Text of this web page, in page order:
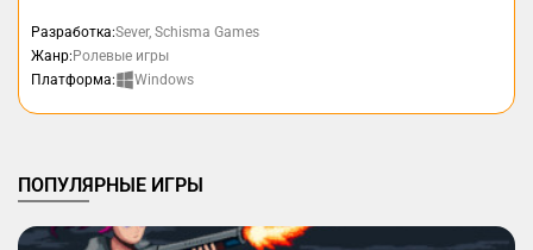
ведет к необратимым последствиям. Станешь ли ты
инквизитором, судьей или бунтарем? Выбор за тобой!
Разработка:Sever, Schisma Games
Жанр: Ролевые игры
Платформа:
Windows
ПОПУЛЯРНЫЕ ИГРЫ